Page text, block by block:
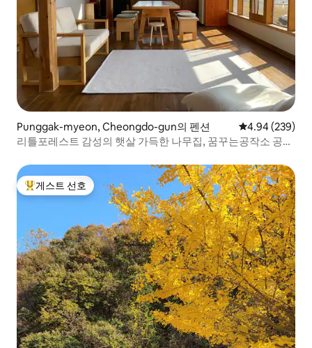
Punggak-myeon, Cheongdo-gun의 펜션 평점 4.94점(5
4.94 (239)
리틀포레스트 감성의 햇살 가득한 나무집, 꿈꾸는공작소 공방
상위 게스트 선호
게스트 선호